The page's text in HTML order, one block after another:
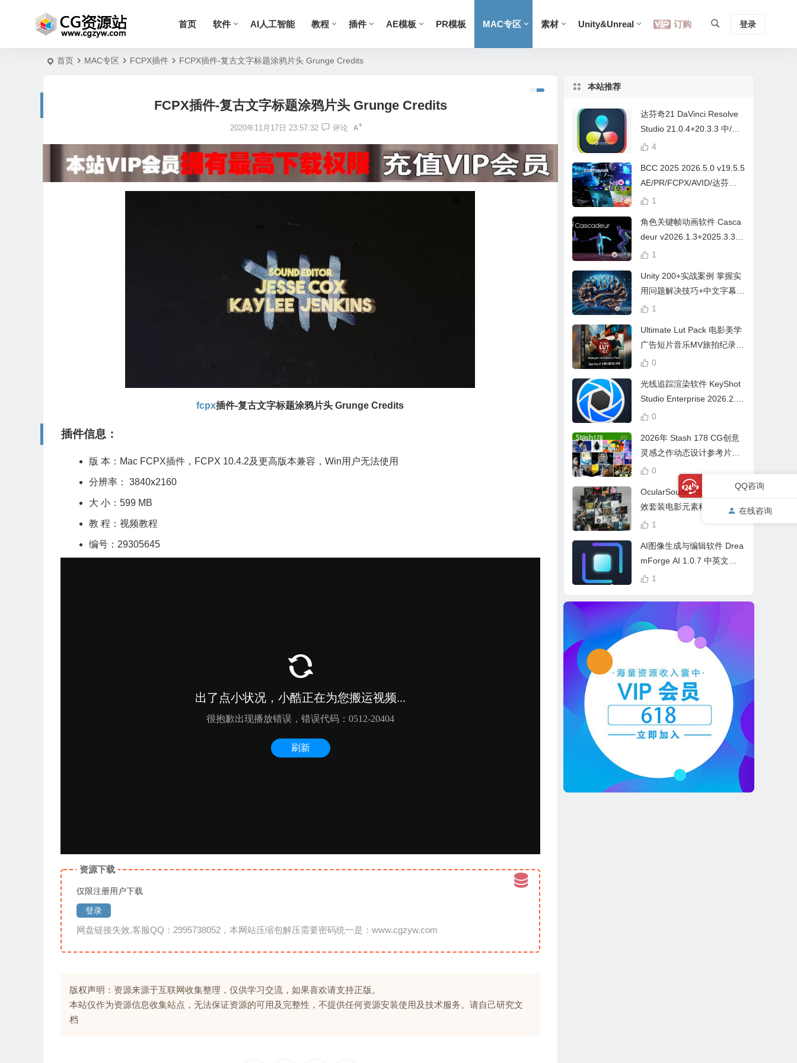
首页 软件 AI人工智能 教程 插件 AE模板 PR模板 MAC专区 素材 Unity&Unreal 订购 登录
首页 MAC专区 FCPX插件 FCPX插件-复古文字标题涂鸦片头 Grunge Credits
FCPX插件-复古文字标题涂鸦片头 Grunge Credits
2020年11月17日 23:57:32 评论
fcpx插件-复古文字标题涂鸦片头 Grunge Credits
插件信息：
版 本：Mac FCPX插件 ，FCPX 10.4.2及更高版本兼容，Win用户无法使用
分辨率： 3840x2160
大 小：599 MB
教 程：视频教程
编号：29305645
资源下载
仅限注册用户下载
登录
网盘链接失效,客服QQ：2995738052，本网站压缩包解压需要密码统一是：www.cgzyw.com
版权声明：资源来源于互联网收集整理，仅供学习交流，如果喜欢请支持正版。
本站仅作为资源信息收集站点，无法保证资源的可用及完整性，不提供任何资源安装使用及技术服务。请自己研究文
档
本站推荐
达芬奇21 DaVinci Resolve
Studio 21.0.4+20.3.3 中/英
文 Win/Mac
4
BCC 2025 2026.5.0 v19.5.5
AE/PR/FCPX/AVID/达芬奇
视频特效插件Continuum Wi
1
角色关键帧动画软件 Casca
deur v2026.1.3+2025.3.3
Win/Mac+中文字幕教程
1
Unity 200+实战案例 掌握实
用问题解决技巧+中文字幕 L
earn Problem Solving
1
Ultimate Lut Pack 电影美学
广告短片音乐MV旅拍纪录片
视频调色预设
0
光线追踪渲染软件 KeyShot
Studio Enterprise 2026.2.1
Win中文版
0
2026年 Stash 178 CG创意
灵感之作动态设计参考片广
告视频动画短片合集
0
OcularSounds 出品终极音
效套装电影元素科幻氛围冲
击无人机音效素材包 Full Ac
1
AI图像生成与编辑软件 Drea
mForge AI 1.0.7 中英文多
语言 Win 本地离线运行
1
QQ咨询
在线咨询